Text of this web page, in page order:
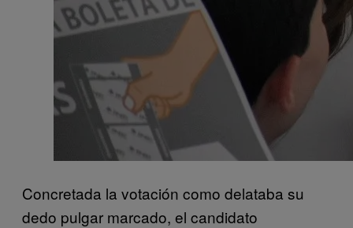
Concretada la votación como delataba su
dedo pulgar marcado, el candidato